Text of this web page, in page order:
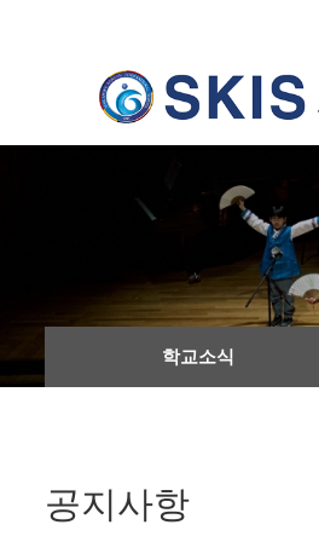
학교소식
공지사항